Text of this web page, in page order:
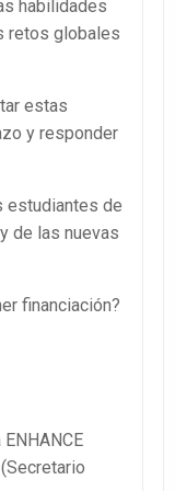
habilidades
retos globales
estas
y responder
estudiantes de
de las nuevas
financiación?